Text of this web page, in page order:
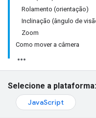
Rolamento (orientação)
Inclinação (ângulo de
Zoom
Como mover a câmera
Selecione a plataforma:
JavaScript